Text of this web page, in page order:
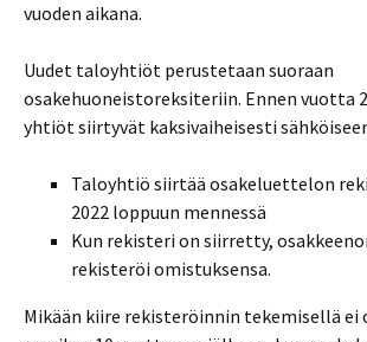
vuoden aikana.
Uudet taloyhtiöt perustetaan suoraan
osakehuoneistoreksiteriin. Ennen vuotta
yhtiöt siirtyvät kaksivaiheisesti
Taloyhtiö siirtää osakeluettelon
2022 loppuun mennessä
Kun rekisteri on siirretty,
rekisteröi omistuksensa.
Mikään kiire rekisteröinnin tekemisellä ei